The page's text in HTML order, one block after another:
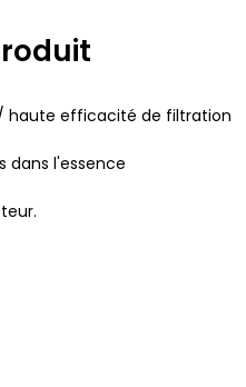
haute efficacité de filtration
dans l'essence